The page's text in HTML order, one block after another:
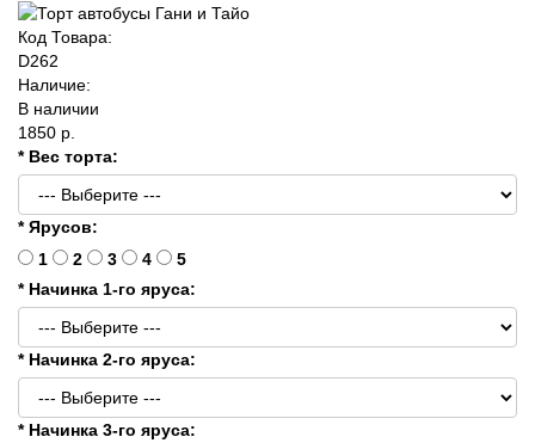
Код Товара:
D262
Наличие:
В наличии
1850 р.
* Вес торта:
* Ярусов:
1
2 3 4
5
* Начинка 1-го яруса:
* Начинка 2-го яруса:
* Начинка 3-го яруса: